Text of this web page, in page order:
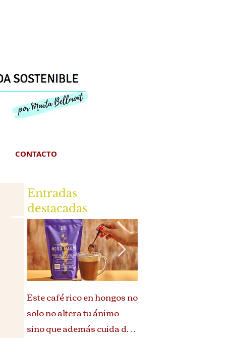
CONTACTO
Entradas
destacadas
Este café rico en hongos no
solo no altera tu ánimo
sino que además cuida de